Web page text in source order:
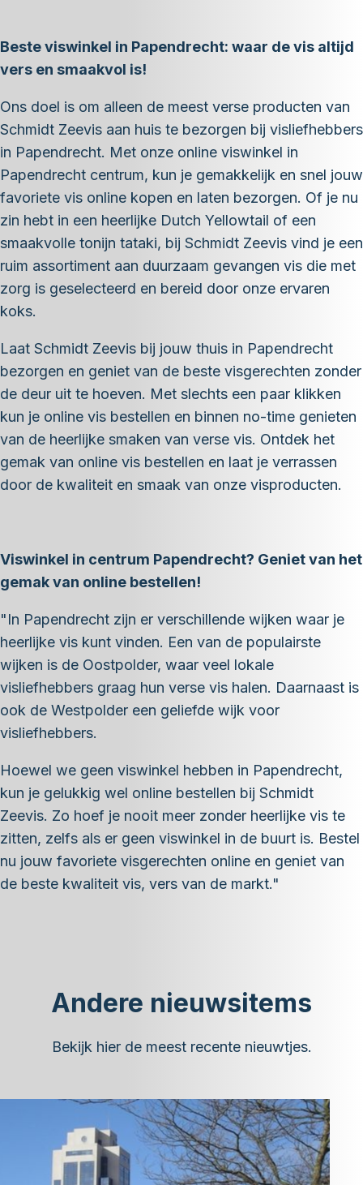
Beste viswinkel in Papendrecht: waar de vis altijd
vers en smaakvol is!
Ons doel is om alleen de meest verse producten van
Schmidt Zeevis aan huis te bezorgen bij visliefhebbers
in Papendrecht. Met onze online viswinkel in
Papendrecht centrum, kun je gemakkelijk en snel jouw
favoriete vis online kopen en laten bezorgen. Of je nu
zin hebt in een heerlijke Dutch Yellowtail of een
smaakvolle tonijn tataki, bij Schmidt Zeevis vind je een
ruim assortiment aan duurzaam gevangen vis die met
zorg is geselecteerd en bereid door onze ervaren
koks.
Laat Schmidt Zeevis bij jouw thuis in Papendrecht
bezorgen en geniet van de beste visgerechten zonder
de deur uit te hoeven. Met slechts een paar klikken
kun je online vis bestellen en binnen no-time genieten
van de heerlijke smaken van verse vis. Ontdek het
gemak van online vis bestellen en laat je verrassen
door de kwaliteit en smaak van onze visproducten.
Viswinkel in centrum Papendrecht? Geniet van het
gemak van online bestellen!
"In Papendrecht zijn er verschillende wijken waar je
heerlijke vis kunt vinden. Een van de populairste
wijken is de Oostpolder, waar veel lokale
visliefhebbers graag hun verse vis halen. Daarnaast is
ook de Westpolder een geliefde wijk voor
visliefhebbers.
Hoewel we geen viswinkel hebben in Papendrecht,
kun je gelukkig wel online bestellen bij Schmidt
Zeevis. Zo hoef je nooit meer zonder heerlijke vis te
zitten, zelfs als er geen viswinkel in de buurt is. Bestel
nu jouw favoriete visgerechten online en geniet van
de beste kwaliteit vis, vers van de markt."
Andere nieuwsitems
Bekijk hier de meest recente nieuwtjes.